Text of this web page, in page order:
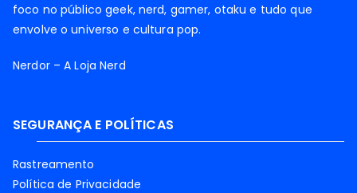
foco no público geek, nerd, gamer, otaku e tudo que
envolve o universo e cultura pop.
Nerdor – A Loja Nerd
SEGURANÇA E POLÍTICAS
Rastreamento
Política de Privacidade